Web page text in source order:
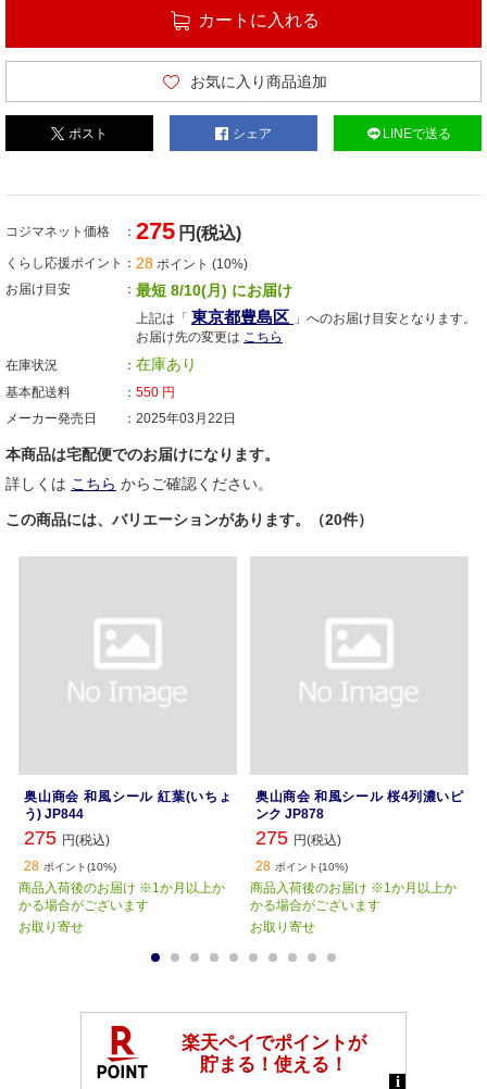
カートに入れる
お気に入り商品追加
ポスト シェア LINEで送る
コジマネット価格 275 円(税込)
くらし応援ポイント 28 ポイント (10%)
お届け目安
最短 8/10(月) にお届け
上記は「 東京都豊島区 」へのお届け目安となります。
お届け先の変更は こちら
在庫状況
在庫あり
基本配送料 550 円
メーカー発売日
2025年03月22日
本商品は宅配便でのお届けになります。
詳しくは こちら からご確認ください。
この商品には、バリエーションがあります。（20件）
奥山商会 和風シール 紅葉(いちょ
う) JP844
275 円(税込)
28 ポイント(10%)
商品入荷後のお届け ※1か月以上か
かる場合がございます
お取り寄せ
奥山商会 和風シール 桜4列濃いピ
ンク JP878
275 円(税込)
28 ポイント(10%)
商品入荷後のお届け ※1か月以上か
かる場合がございます
お取り寄せ